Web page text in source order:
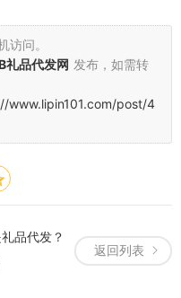
价格高低不等，甚至是有几倍
是因为大型平台直接跟物流
为我们提供更加便宜的礼品
格非常合理，性价比高的平
访问。
礼品代发网 发布，如需转
www.lipin101.com/post/4
返回列表
品代发？